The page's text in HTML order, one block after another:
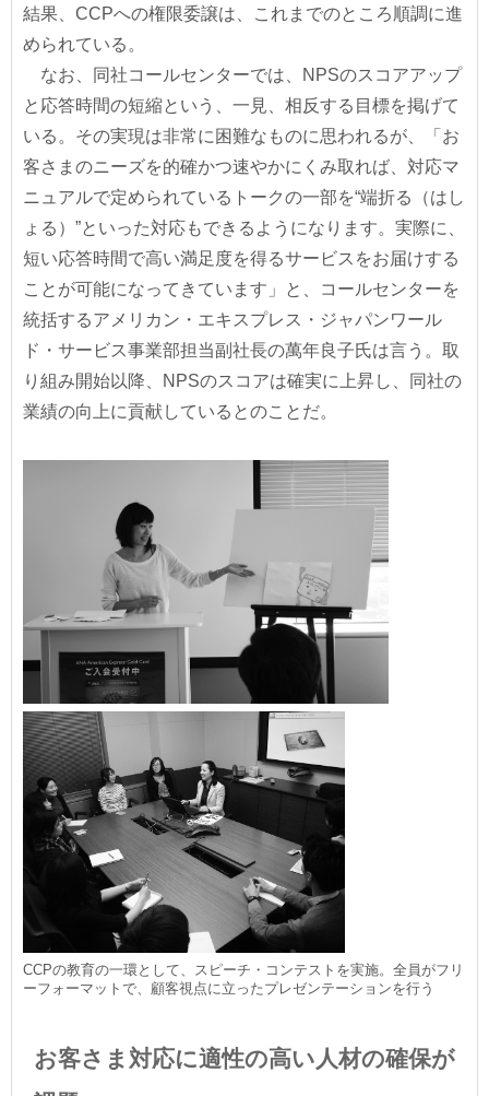
結果、CCPへの権限委譲は、これまでのところ順調に進
められている。
なお、同社コールセンターでは、NPSのスコアアップ
と応答時間の短縮という、一見、相反する目標を掲げて
いる。その実現は非常に困難なものに思われるが、「お
客さまのニーズを的確かつ速やかにくみ取れば、対応マ
ニュアルで定められているトークの一部を“端折る（はし
ょる）”といった対応もできるようになります。実際に、
短い応答時間で高い満足度を得るサービスをお届けする
ことが可能になってきています」と、コールセンターを
統括するアメリカン・エキスプレス・ジャパンワール
ド・サービス事業部担当副社長の萬年良子氏は言う。取
り組み開始以降、NPSのスコアは確実に上昇し、同社の
業績の向上に貢献しているとのことだ。
CCPの教育の一環として、スピーチ・コンテストを実施。全員がフリ
ーフォーマットで、顧客視点に立ったプレゼンテーションを行う
お客さま対応に適性の高い人材の確保が